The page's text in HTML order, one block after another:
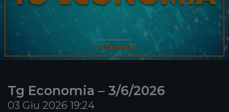
Tg Economia – 3/6/2026
03 Giu 2026 19:24